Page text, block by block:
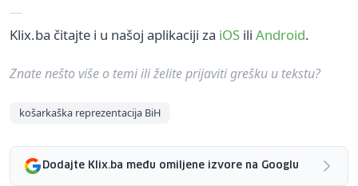
Klix.ba čitajte i u našoj aplikaciji za iOS ili Android.
Znate nešto više o temi ili želite prijaviti grešku u tekstu?
košarkaška reprezentacija BiH
Dodajte Klix.ba među omiljene izvore na Googlu